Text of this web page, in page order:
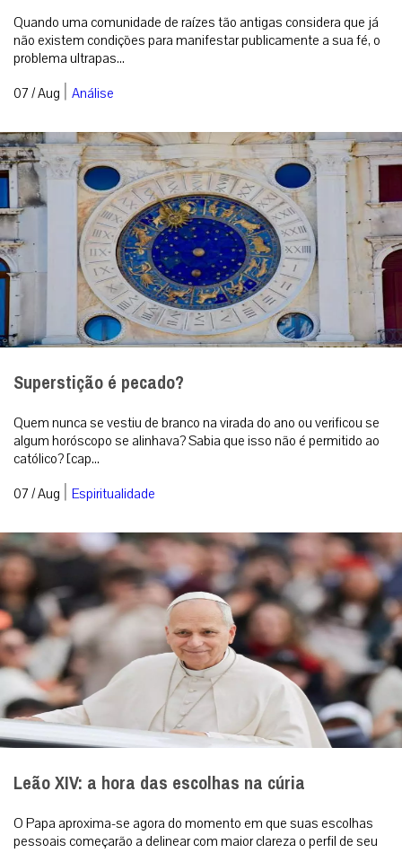
Quando uma comunidade de raízes tão antigas considera que já
não existem condições para manifestar publicamente a sua fé, o
problema ultrapas...
07 / Aug | Análise
Superstição é pecado?
Quem nunca se vestiu de branco na virada do ano ou verificou se
algum horóscopo se alinhava? Sabia que isso não é permitido ao
católico? [cap...
07 / Aug | Espiritualidade
Leão XIV: a hora das escolhas na cúria
O Papa aproxima-se agora do momento em que suas escolhas
pessoais começarão a delinear com maior clareza o perfil de seu